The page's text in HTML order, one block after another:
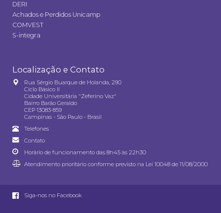
DERI
Achados e Perdidos Unicamp
COMVEST
S-integra
Localização e Contato
Rua Sérgio Buarque de Holanda, 290
Ciclo Básico II
Cidade Universitária "Zeferino Vaz"
Bairro Barão Geraldo
CEP 13083-859
Campinas - São Paulo - Brasil
Telefones
Contato
Horário de funcionamento das 8h45 às 22h30
Atendimento prioritário conforme previsto na Lei 10048 de 11/08/2000
Siga-nos no Facebook